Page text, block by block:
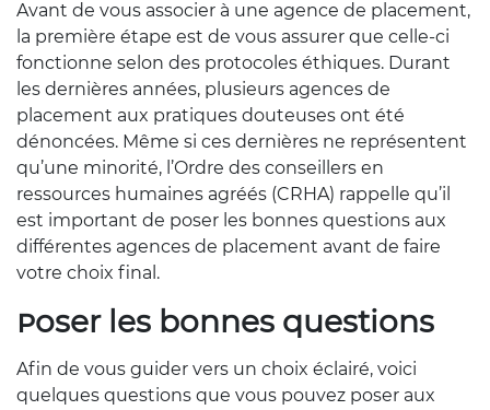
Avant de vous associer à une agence de placement,
la première étape est de vous assurer que celle-ci
fonctionne selon des protocoles éthiques. Durant
les dernières années, plusieurs agences de
placement aux pratiques douteuses ont été
dénoncées. Même si ces dernières ne représentent
qu’une minorité, l’Ordre des conseillers en
ressources humaines agréés (CRHA) rappelle qu’il
est important de poser les bonnes questions aux
différentes agences de placement avant de faire
votre choix final.
Poser les bonnes questions
Afin de vous guider vers un choix éclairé, voici
quelques questions que vous pouvez poser aux